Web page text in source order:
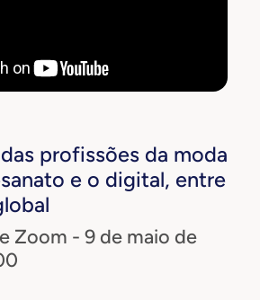
profissões da moda
e o digital, entre
Zoom - 9 de maio de